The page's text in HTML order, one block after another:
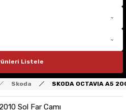
Listele
Skoda SKODA OCTAVIA A5
Sol Far Camı